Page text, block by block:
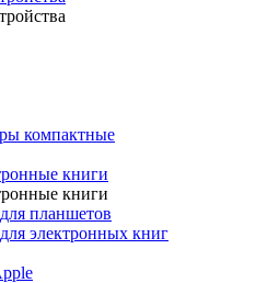
компактные
книги
книги
планшетов
электронных книг